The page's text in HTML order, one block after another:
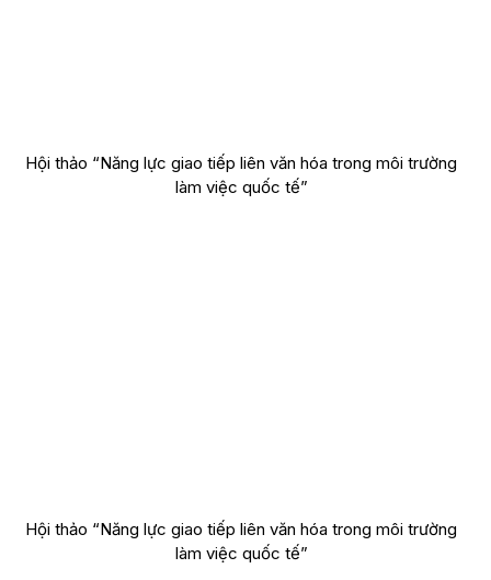
Hội thảo “Năng lực giao tiếp liên văn hóa trong môi trường
làm việc quốc tế”
Hội thảo “Năng lực giao tiếp liên văn hóa trong môi trường
làm việc quốc tế”